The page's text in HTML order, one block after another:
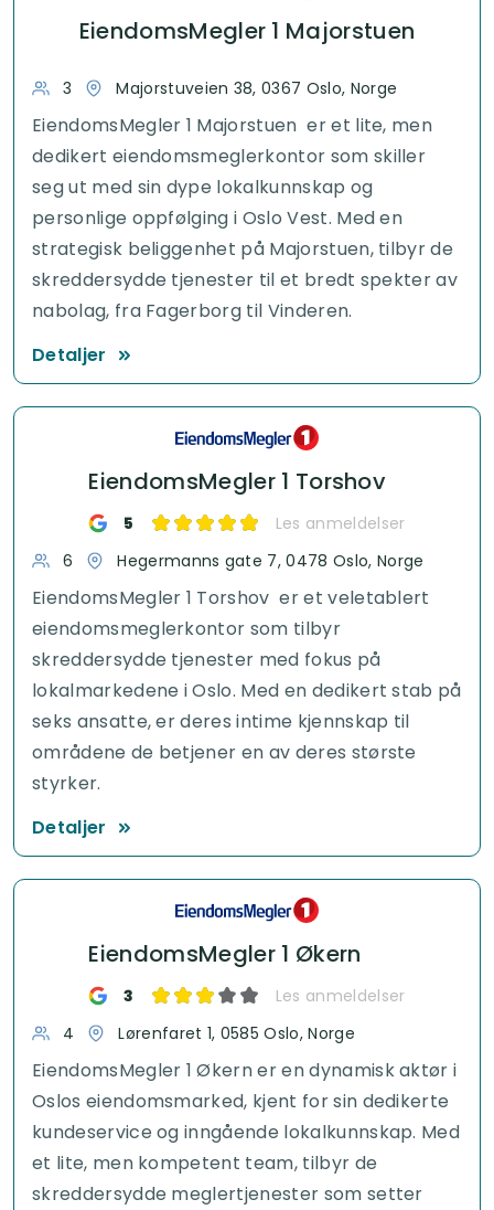
EiendomsMegler 1 Majorstuen
EiendomsMegler 1 Majorstuen er et lite, men
dedikert eiendomsmeglerkontor som skiller
seg ut med sin dype lokalkunnskap og
personlige oppfølging i Oslo Vest. Med en
strategisk beliggenhet på Majorstuen, tilbyr de
skreddersydde tjenester til et bredt spekter av
nabolag, fra Fagerborg til Vinderen.
3 Majorstuveien 38, 0367 Oslo, Norge
Detaljer
EiendomsMegler 1 Torshov
5 Les anmeldelser
EiendomsMegler 1 Torshov er et veletablert
eiendomsmeglerkontor som tilbyr
skreddersydde tjenester med fokus på
lokalmarkedene i Oslo. Med en dedikert stab på
seks ansatte, er deres intime kjennskap til
områdene de betjener en av deres største
styrker.
6 Hegermanns gate 7, 0478 Oslo, Norge
Detaljer
EiendomsMegler 1 Økern
3 Les anmeldelser
EiendomsMegler 1 Økern er en dynamisk aktør i
Oslos eiendomsmarked, kjent for sin dedikerte
kundeservice og inngående lokalkunnskap. Med
et lite, men kompetent team, tilbyr de
skreddersydde meglertjenester som setter
4 Lørenfaret 1, 0585 Oslo, Norge